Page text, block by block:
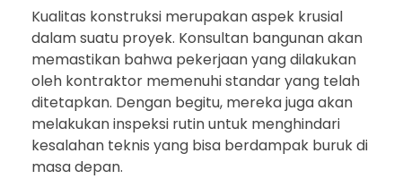
Kualitas konstruksi merupakan aspek krusial
dalam suatu proyek. Konsultan bangunan akan
memastikan bahwa pekerjaan yang dilakukan
oleh kontraktor memenuhi standar yang telah
ditetapkan. Dengan begitu, mereka juga akan
melakukan inspeksi rutin untuk menghindari
kesalahan teknis yang bisa berdampak buruk di
masa depan.